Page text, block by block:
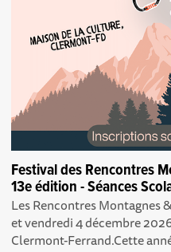
Festival des Rencontres
13e édition - Séances
Les Rencontres Montagnes
et vendredi 4 décembre
Clermont-Ferrand.Cette